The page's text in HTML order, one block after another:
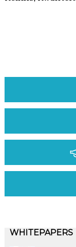
WHITEPAPERS